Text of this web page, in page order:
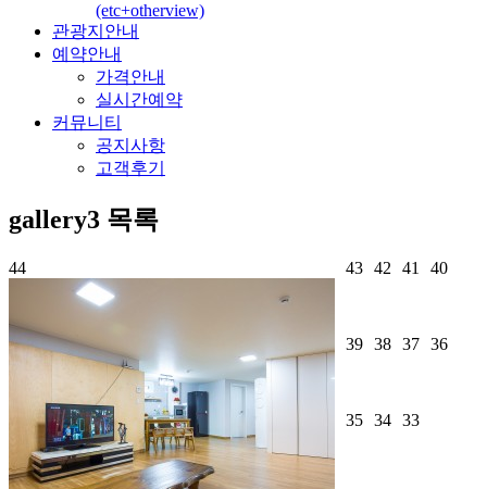
(etc+otherview)
관광지안내
예약안내
가격안내
실시간예약
커뮤니티
공지사항
고객후기
gallery3 목록
44 43 42 41 40
39 38 37 36
35 34 33